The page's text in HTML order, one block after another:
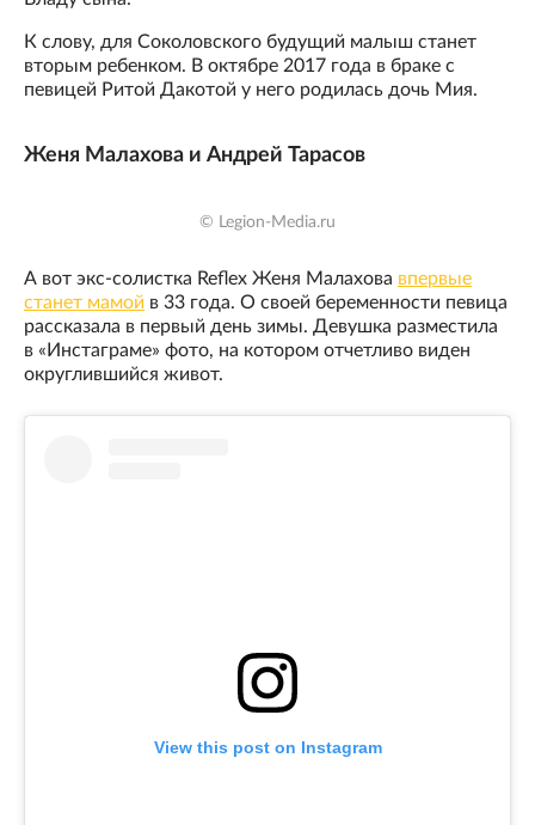
К слову, для Соколовского будущий малыш станет
вторым ребенком. В октябре 2017 года в браке с
певицей Ритой Дакотой у него родилась дочь Мия.
Женя Малахова и Андрей Тарасов
© Legion-Media.ru
А вот экс-солистка Reflex Женя Малахова впервые
станет мамой в 33 года. О своей беременности певица
рассказала в первый день зимы. Девушка разместила
в «Инстаграме» фото, на котором отчетливо виден
округлившийся живот.
View this post on Instagram